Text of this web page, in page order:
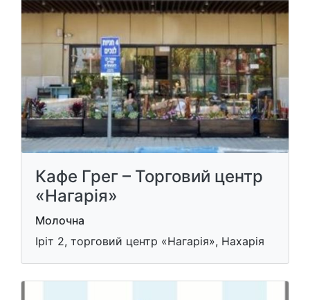
Кафе Грег – Торговий центр
«Нагарія»
Молочна
Іріт 2, торговий центр «Нагарія», Нахарія